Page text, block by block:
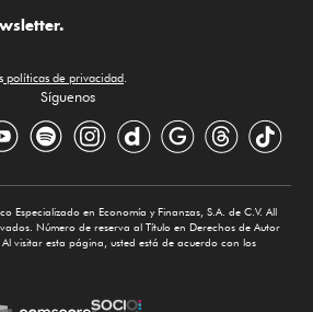
políticas de privacidad.
Síguenos
Especializado en Economía y Finanzas, S.A. de C.V. All
Número de reserva al Título en Derechos de Autor
visitar esta página, usted está de acuerdo con los